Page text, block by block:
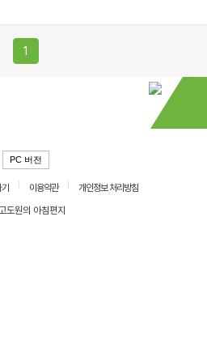
1
PC 버전
이용약관
개인정보 처리방침
원의 아침편지